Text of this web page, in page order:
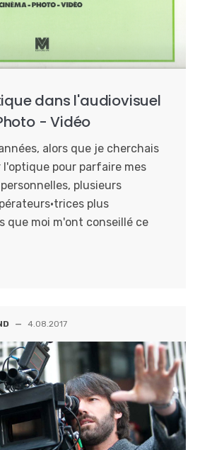
dans l'audiovisuel
- Vidéo
alors que je cherchais
l'optique pour parfaire mes
plusieurs
plus
que moi m'ont conseillé ce
— 4.08.2017